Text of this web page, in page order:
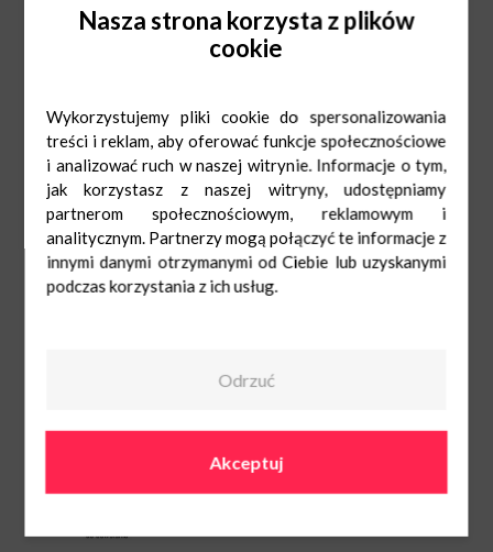
Nasza strona korzysta z plików
cookie
Wykorzystujemy pliki cookie do spersonalizowania
treści i reklam, aby oferować funkcje społecznościowe
i analizować ruch w naszej witrynie. Informacje o tym,
jak korzystasz z naszej witryny, udostępniamy
partnerom społecznościowym, reklamowym i
analitycznym. Partnerzy mogą połączyć te informacje z
innymi danymi otrzymanymi od Ciebie lub uzyskanymi
podczas korzystania z ich usług.
Odrzuć
Akceptuj